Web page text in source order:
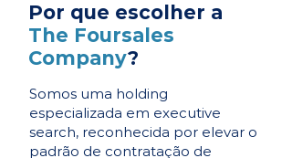
Por que escolher a
The Foursales
Company?
Somos uma holding
especializada em executive
search, reconhecida por elevar o
padrão de contratação de